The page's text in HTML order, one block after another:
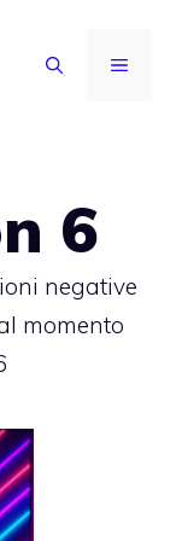
MENU
6
negative
momento